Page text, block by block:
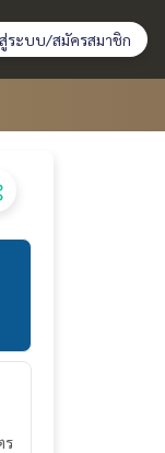
สู่ระบบ/สมัครสมาชิก
ร